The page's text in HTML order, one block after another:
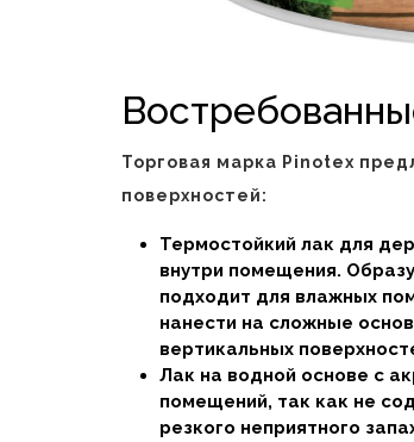
Торговая марка Pinotex
поверхностей:
Термостойкий лак для
внутри помещения.
подходит для влажных
нанести на сложные
вертикальных
Лак на водной основе с
помещений, так как не
резкого неприятного